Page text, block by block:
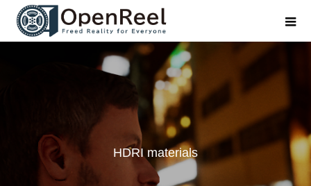
HDRI materials in